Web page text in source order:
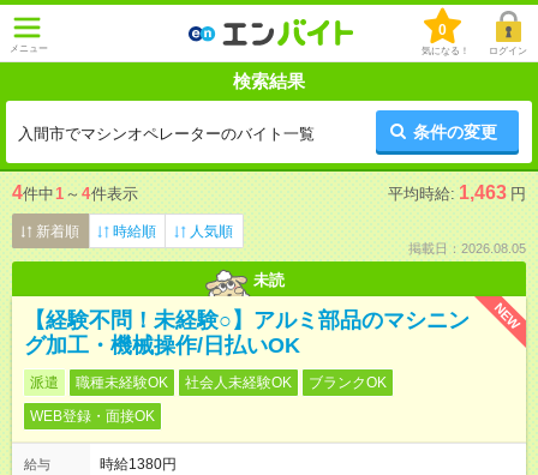
メニュー
0
気になる！ ログイン
検索結果
入間市でマシンオペレーターのバイト一覧 条件の変更
4件中1 ～ 4件表示 平均時給: 1,463 円
新着順 時給順 人気順
掲載日：2026.08.05
未読
NEW
【経験不問！未経験○】アルミ部品のマシニン
グ加工・機械操作/日払いOK
派遣 職種未経験OK 社会人未経験OK
ブランクOK
WEB登録・面接OK
給与
時給1380円